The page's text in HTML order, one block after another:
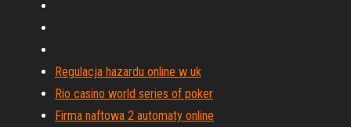
Regulacja hazardu online w uk
Rio casino world series of poker
Firma naftowa 2 automaty online